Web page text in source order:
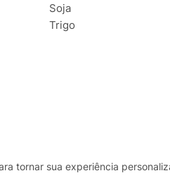
Soja
Trigo
tornar sua experiência